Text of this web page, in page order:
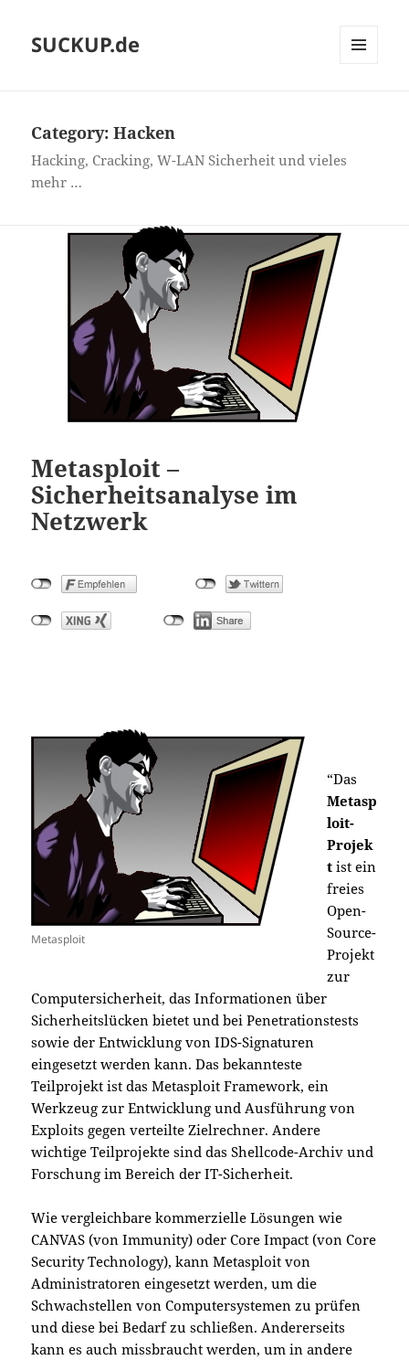
SUCKUP.de
Category:Hacken
Hacking, Cracking, W-LAN Sicherheit und vieles
mehr …
Metasploit –
Sicherheitsanalyse im
Netzwerk
Metasploit
“Das
Metasp
loit-
Projek
t ist ein
freies
Open-
Source-
Projekt
zur
Computersicherheit, das Informationen über
Sicherheitslücken bietet und bei Penetrationstests
sowie der Entwicklung von IDS-Signaturen
eingesetzt werden kann. Das bekannteste
Teilprojekt ist das Metasploit Framework, ein
Werkzeug zur Entwicklung und Ausführung von
Exploits gegen verteilte Zielrechner. Andere
wichtige Teilprojekte sind das Shellcode-Archiv und
Forschung im Bereich der IT-Sicherheit.
Wie vergleichbare kommerzielle Lösungen wie
CANVAS (von Immunity) oder Core Impact (von Core
Security Technology), kann Metasploit von
Administratoren eingesetzt werden, um die
Schwachstellen von Computersystemen zu prüfen
und diese bei Bedarf zu schließen. Andererseits
kann es auch missbraucht werden, um in andere